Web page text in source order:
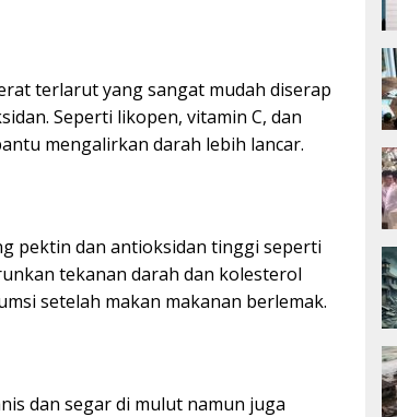
terlarut yang sangat mudah diserap
Seperti likopen, vitamin C, dan
mengalirkan darah lebih lancar.
pektin dan antioksidan tinggi seperti
tekanan darah dan kolesterol
setelah makan makanan berlemak.
dan segar di mulut namun juga